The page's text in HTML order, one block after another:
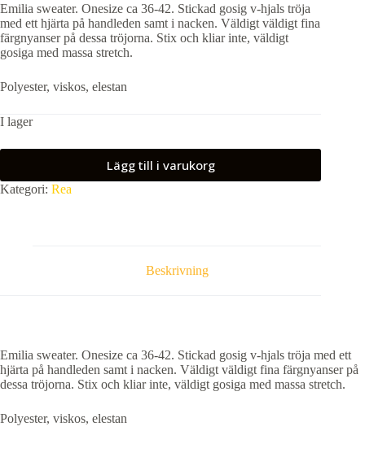
priset
var:
649,00 kr.
priset
är:
399,00 kr.
Emilia sweater. Onesize ca 36-42. Stickad gosig v-hjals tröja
med ett hjärta på handleden samt i nacken. Väldigt väldigt fina
färgnyanser på dessa tröjorna. Stix och kliar inte, väldigt
gosiga med massa stretch.
Polyester, viskos, elestan
I lager
Lägg till i varukorg
Kategori: Rea
Beskrivning
Emilia sweater. Onesize ca 36-42. Stickad gosig v-hjals tröja med ett
hjärta på handleden samt i nacken. Väldigt väldigt fina färgnyanser på
dessa tröjorna. Stix och kliar inte, väldigt gosiga med massa stretch.
Polyester, viskos, elestan